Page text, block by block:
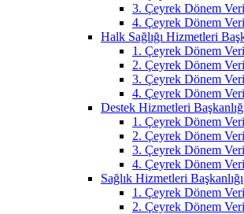
3. Çeyrek Dönem
4. Çeyrek Dönem
Halk Sağlığı Hizmetleri
1. Çeyrek Dönem
2. Çeyrek Dönem
3. Çeyrek Dönem
4. Çeyrek Dönem
Destek Hizmetleri
1. Çeyrek Dönem
2. Çeyrek Dönem
3. Çeyrek Dönem
4. Çeyrek Dönem
Sağlık Hizmetleri Başkanlığı
1. Çeyrek Dönem
2. Çeyrek Dönem